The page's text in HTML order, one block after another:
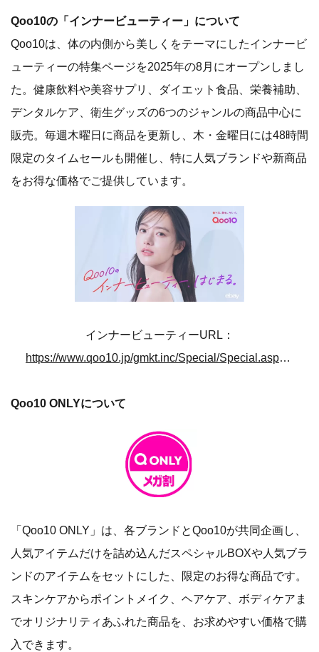
Qoo10の「インナービューティー」について
Qoo10は、体の内側から美しくをテーマにしたインナービ
ューティーの特集ページを2025年の8月にオープンしまし
た。健康飲料や美容サプリ、ダイエット食品、栄養補助、
デンタルケア、衛生グッズの6つのジャンルの商品中心に
販売。毎週木曜日に商品を更新し、木・金曜日には48時間
限定のタイムセールも開催し、特に人気ブランドや新商品
をお得な価格でご提供しています。
インナービューティーURL：
https://www.qoo10.jp/gmkt.inc/Special/Special.aspx?sid=353423
Qoo10 ONLYについて
「Qoo10 ONLY」は、各ブランドとQoo10が共同企画し、
人気アイテムだけを詰め込んだスペシャルBOXや人気ブラ
ンドのアイテムをセットにした、限定のお得な商品です。
スキンケアからポイントメイク、ヘアケア、ボディケアま
でオリジナリティあふれた商品を、お求めやすい価格で購
入できます。